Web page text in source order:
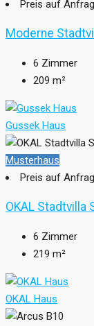
Preis auf
Moderne
6 Zimmer
209 m²
Gussek Haus
Musterhaus
Preis auf
OKAL Stadtvilla
6 Zimmer
219 m²
OKAL Haus